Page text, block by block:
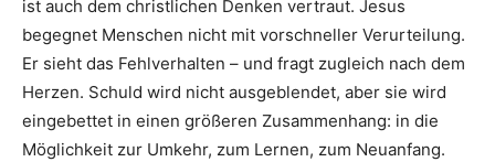
ist auch dem christlichen Denken vertraut. Jesus
begegnet Menschen nicht mit vorschneller Verurteilung.
Er sieht das Fehlverhalten – und fragt zugleich nach dem
Herzen. Schuld wird nicht ausgeblendet, aber sie wird
eingebettet in einen größeren Zusammenhang: in die
Möglichkeit zur Umkehr, zum Lernen, zum Neuanfang.